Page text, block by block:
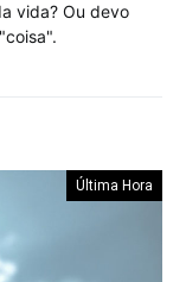
vida? Ou devo
Última Hora